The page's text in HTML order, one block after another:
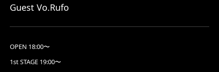
Guest Vo.Rufo
OPEN 18:00〜
1st STAGE 19:00〜